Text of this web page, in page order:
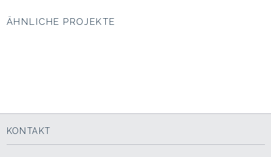
ÄHNLICHE PROJEKTE
KONTAKT